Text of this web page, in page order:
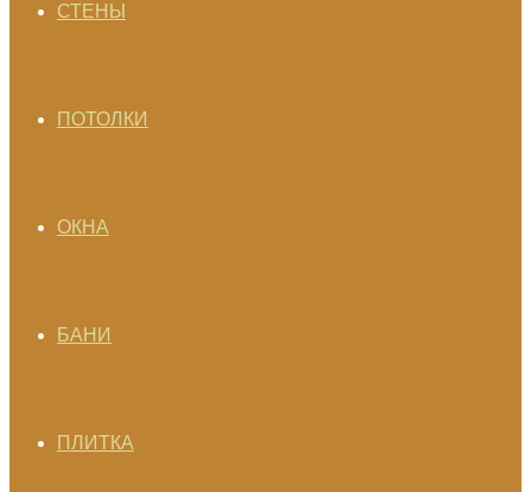
СТЕНЫ
ПОТОЛКИ
ОКНА
БАНИ
ПЛИТКА